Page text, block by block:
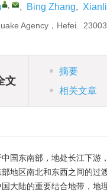
, , Bing Zhang,
Agency，Hefei
文
摘要
相关文章
国东南部，地处长江下游
地区南北和东西之间的
大陆的重要结合地带，地